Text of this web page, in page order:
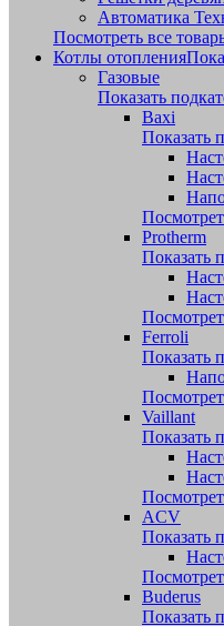
Автоматика
Посмотреть все
Котлы отопления
Газовые
Показать
Baxi
Показать
Protherm
Показать
Ferroli
Показать
Vaillant
Показать
ACV
Показать
Buderus
Показать